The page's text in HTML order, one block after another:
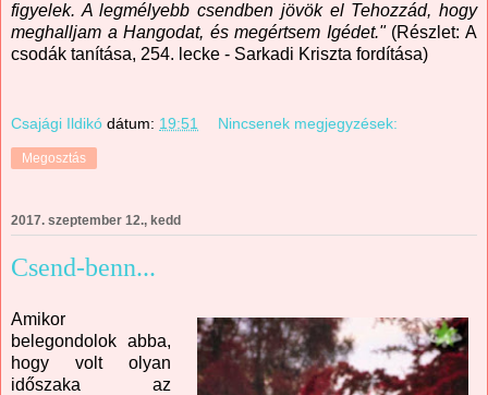
figyelek. A legmélyebb csendben jövök el Tehozzád, hogy
meghalljam a Hangodat, és megértsem Igédet."(Részlet: A
csodák tanítása, 254. lecke - Sarkadi Kriszta fordítása)
Csajági Ildikó dátum: 19:51 Nincsenek megjegyzések:
Megosztás
2017. szeptember 12., kedd
Csend-benn...
Amikor
belegondolok abba,
hogy volt olyan
időszaka az